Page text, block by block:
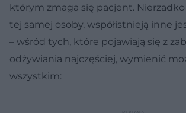
którym zmaga się pacjent. Nierzadko
tej samej osoby, współistnieją inne
– wśród tych, które pojawiają się z
odżywiania najczęściej, wymienić
wszystkim: